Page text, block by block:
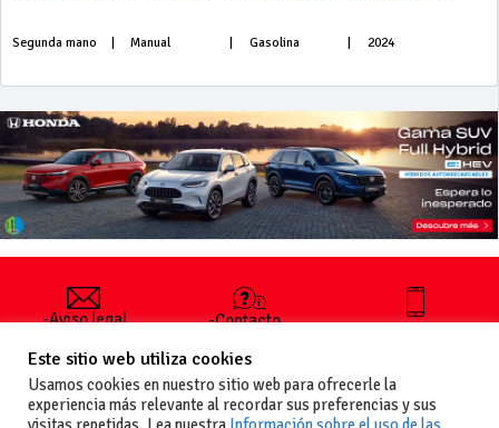
Segunda mano Manual Gasolina 2024
-Aviso legal
generales
de uso
-Política de
-Contacto
publicar un
anuncio
-Vende+
+34 627 35
Este sitio web utiliza cookies
Usamos cookies en nuestro sitio web para ofrecerle la
experiencia más relevante al recordar sus preferencias y sus